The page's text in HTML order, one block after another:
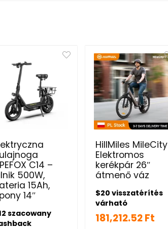
C14 –
500W,
15Ah,
14″
szacowany
HillMiles MileCity
Elektromos
kerékpár 26″
átmenő váz
$20 visszatérítés
várható
181,212.52 Ft